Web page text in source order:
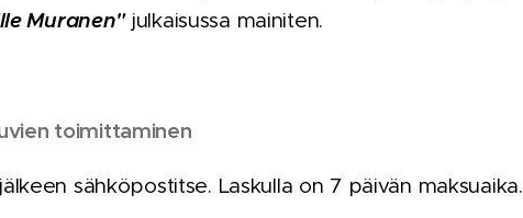
Muranen"julkaisussa mainiten.
toimittaminen
sähköpostitse. Laskulla on 7 päivän maksuaika.